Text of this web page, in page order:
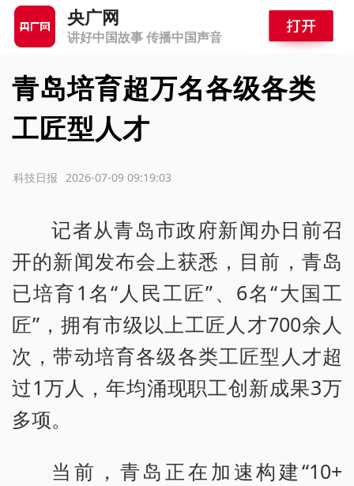
央广网
讲好中国故事 传播中国声音
青岛培育超万名各级各类
工匠型人才
2026-07-09 09:19:03
科技日报
记者从青岛市政府新闻办日前召
开的新闻发布会上获悉，目前，青岛
已培育1名“人民工匠”、6名“大国工
匠”，拥有市级以上工匠人才700余人
次，带动培育各级各类工匠型人才超
过1万人，年均涌现职工创新成果3万
多项。
当前，青岛正在加速构建“10+